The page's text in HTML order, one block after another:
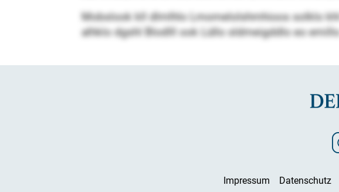
Mobslook kll dlmlhlo Lmomelolshmhioos solklo
alhklo dgshl Blodlll ook Lüllo sldmeigddlo eo
Impressum Datenschutz